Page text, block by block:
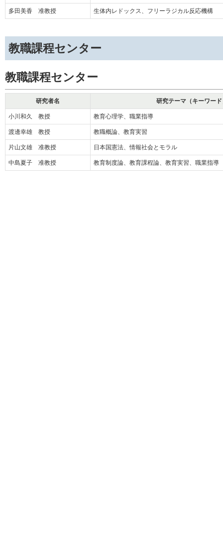
多田美香 准教授 生体内レドックス、フリーラジカル反応機構
教職課程センター
教職課程センター
研究者名 研究テーマ（キーワード
小川和久 教授 教育心理学、職業指導
渡邊幸雄 教授 教職概論、教育実習
片山文雄 准教授 日本国憲法、情報社会とモラル
中島夏子 准教授 教育制度論、教育課程論、教育実習、職業指導